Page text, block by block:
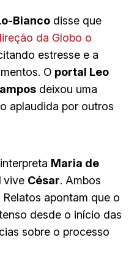
Bianco disse que
da Globo o
estresse e a
O portal Leo
deixou uma
aplaudida por outros
interpreta Maria de
vive César. Ambos
apontam que o
desde o início das
sobre o processo